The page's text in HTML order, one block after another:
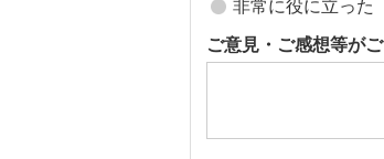
非常に役に立った
ご意見・ご感想等が